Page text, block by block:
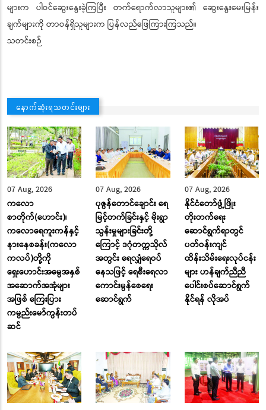
များက ပါဝင်ဆွေးနွေးခဲ့ကြပြီး တက်ရောက်လာသူများ၏ ဆွေးနွေးမေးမြန်း
ချက်များကို တာဝန်ရှိသူများက ပြန်လည်ဖြေကြားကြသည်။
သတင်းစဉ်
နောက်ဆုံးရသတင်းများ
07 Aug, 2026
ကလော
စာတိုက်(ဟောင်း)၊
ကလောရေကူးကန်နှင့်
နားနေစခန်း(ကလော
ကလပ်)တို့ကို
ရှေးဟောင်းအမွေအနှစ်
အဆောက်အအုံများ
အဖြစ် ကြေးပြား
ကမ္ပည်းမော်ကွန်းတပ်
ဆင်
07 Aug, 2026
ပုဇွန်တောင်ချောင်း ရေ
မြင့်တက်ခြင်းနှင့် မိုးရွာ
သွန်းမှုများခြင်းတို့
ကြောင့် ဒဂုံတက္ကသိုလ်
အတွင်း ရေလျှံရေဝပ်
နေသဖြင့် ရေစီးရေလာ
ကောင်းမွန်စေရေး
ဆောင်ရွက်
07 Aug, 2026
နိုင်ငံတော်ဖွံ့ဖြိုး
တိုးတက်ရေး
ဆောင်ရွက်ရာတွင်
ပတ်ဝန်းကျင်
ထိန်းသိမ်းရေးလုပ်ငန်း
များ ဟန်ချက်ညီညီ
ပေါင်းစပ်ဆောင်ရွက်
နိုင်ရန် လိုအပ်